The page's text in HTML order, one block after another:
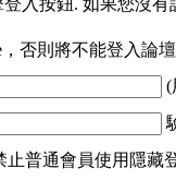
入按鈕. 如果您沒
否則將不能登入論
(
普通會員使用隱藏